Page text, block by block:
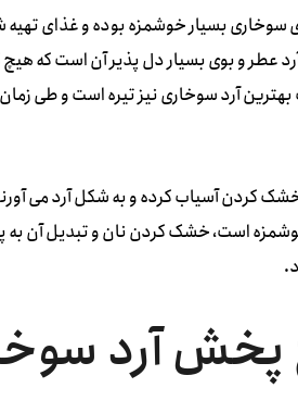
سوخاری بسیار خوشمزه بوده و غذای تهیه
عطر و بوی بسیار دل پذیر آن است که هیچ
آرد سوخاری نیز تیره است و طی
کردن آسیاب کرده و به شکل آرد می
است، خشک کردن نان و تبدیل آن به
پخش آرد